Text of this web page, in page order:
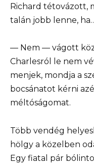
Richard tétovázott,
talán jobb lenne,
— Nem — vágott
Charlesról le nem
menjek, mondja a
bocsánatot kérni
méltóságomat.
Több vendég
hölgy a közelben
Egy fiatal pár